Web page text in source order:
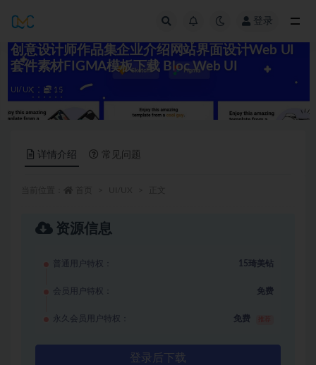
登录
创意设计师作品集企业介绍网站界面设计Web UI
套件素材FIGMA模板下载 Bloc Web UI
UI/UX 15
详情介绍 常见问题
资源信息
普通用户特权： 15琦美钻
会员用户特权： 免费
永久会员用户特权： 免费
登录后下载